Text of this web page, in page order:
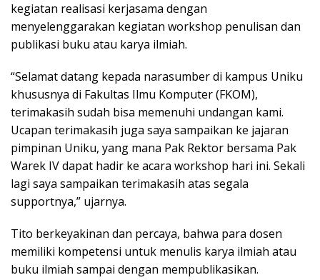
kegiatan realisasi kerjasama dengan
menyelenggarakan kegiatan workshop penulisan dan
publikasi buku atau karya ilmiah.
“Selamat datang kepada narasumber di kampus Uniku
khususnya di Fakultas Ilmu Komputer (FKOM),
terimakasih sudah bisa memenuhi undangan kami.
Ucapan terimakasih juga saya sampaikan ke jajaran
pimpinan Uniku, yang mana Pak Rektor bersama Pak
Warek IV dapat hadir ke acara workshop hari ini. Sekali
lagi saya sampaikan terimakasih atas segala
supportnya,” ujarnya.
Tito berkeyakinan dan percaya, bahwa para dosen
memiliki kompetensi untuk menulis karya ilmiah atau
buku ilmiah sampai dengan mempublikasikan.